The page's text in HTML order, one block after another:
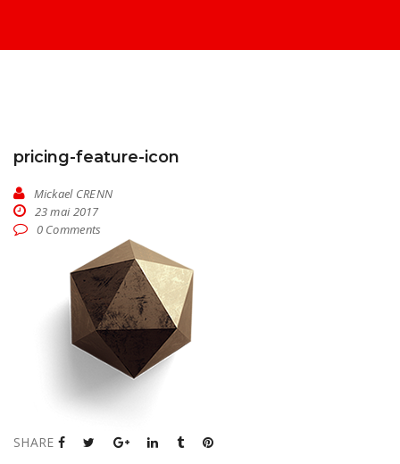
pricing-feature-icon
Mickael CRENN
23 mai 2017
0 Comments
SHARE